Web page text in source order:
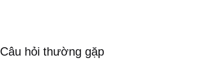
Câu hỏi thường gặp